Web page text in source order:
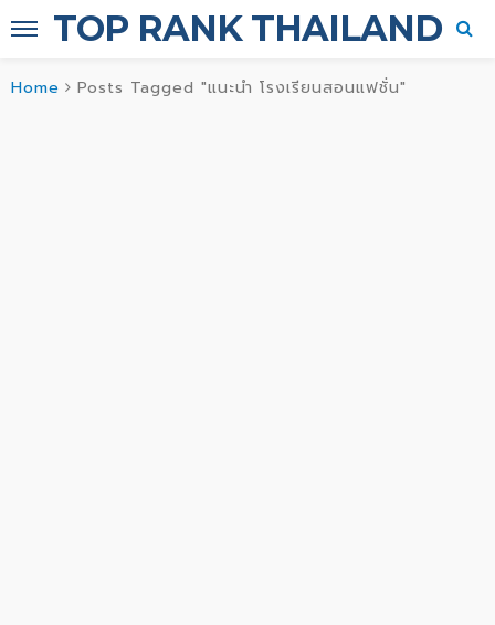
TOP RANK THAILAND
Home Posts Tagged "แนะนำ โรงเรียนสอนแฟชั่น"